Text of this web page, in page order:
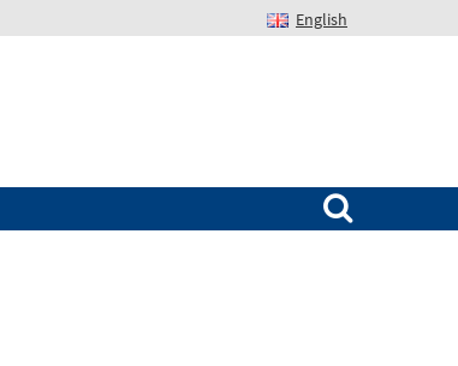
English
Suchen nach: